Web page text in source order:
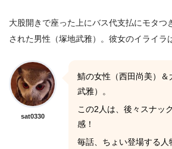
大股開きで座った上にバス代支払にモタつ
された男性（塚地武雅）。彼女のイライラ
sat0330
鯖の女性（西田尚美）
武雅）。
この2人は、後々スナッ
感！
毎話、ちょい登場する人